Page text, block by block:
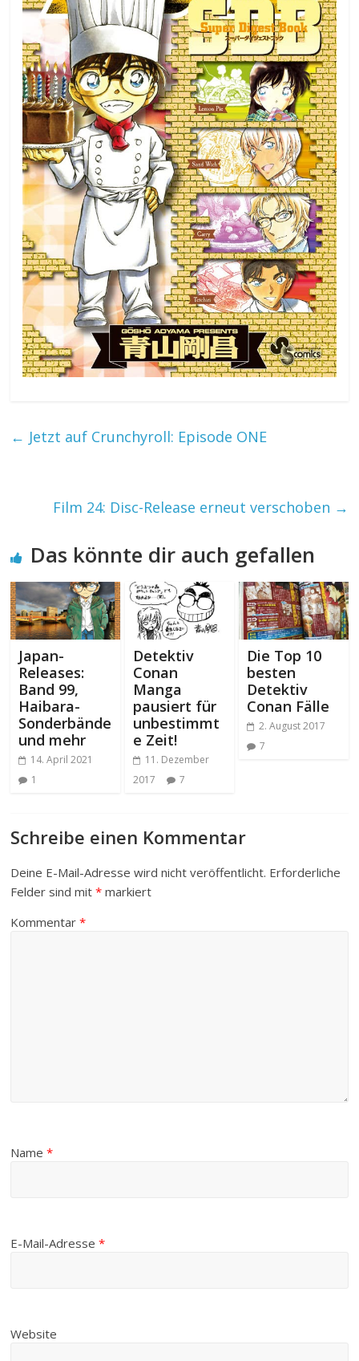
← Jetzt auf Crunchyroll: Episode ONE
Film 24: Disc-Release erneut verschoben →
Das könnte dir auch gefallen
Japan-
Releases:
Band 99,
Haibara-
Sonderbände
und mehr
14. April 2021
1
Detektiv
Conan
Manga
pausiert für
unbestimmt
e Zeit!
11. Dezember
2017
7
Die Top 10
besten
Detektiv
Conan Fälle
2. August 2017
7
Schreibe einen Kommentar
Deine E-Mail-Adresse wird nicht veröffentlicht. Erforderliche
Felder sind mit* markiert
Kommentar*
Name*
E-Mail-Adresse*
Website